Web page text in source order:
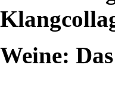
Weine: